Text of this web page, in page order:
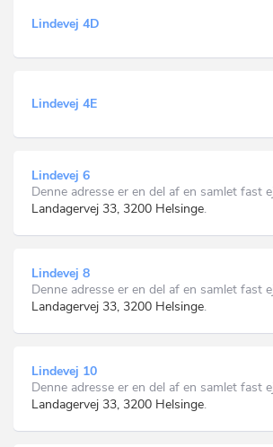
Lindevej 4D
Lindevej 4E
Lindevej 6
Denne adresse er en del af en samlet fast
Landagervej 33, 3200 Helsinge.
Lindevej 8
Denne adresse er en del af en samlet fast
Landagervej 33, 3200 Helsinge.
Lindevej 10
Denne adresse er en del af en samlet fast
Landagervej 33, 3200 Helsinge.